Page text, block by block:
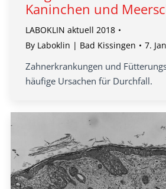
Kaninchen und
LABOKLIN aktuell 2018
By Laboklin | Bad Kissingen 7.
Zahnerkrankungen und
häufige Ursachen für Durchfall.